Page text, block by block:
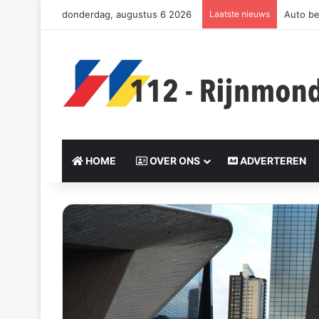
donderdag, augustus 6 2026 Laatste nieuws Auto
HOME OVER ONS ADVERTEREN